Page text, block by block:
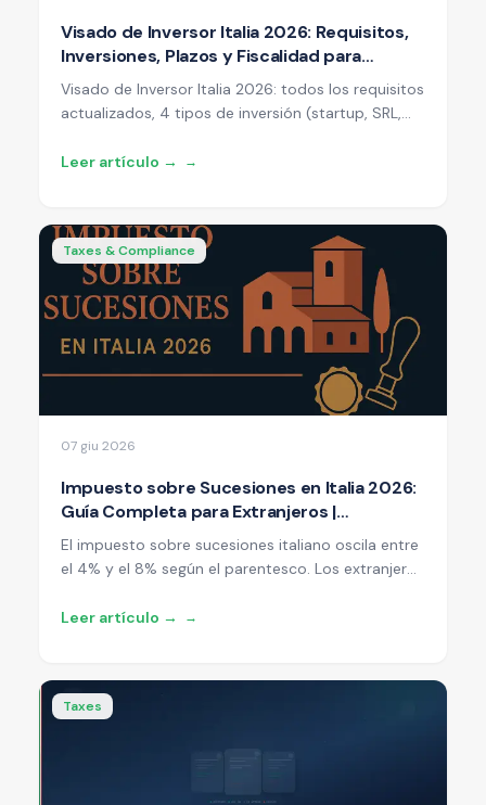
Visado de Inversor Italia 2026: Requisitos,
Inversiones, Plazos y Fiscalidad para
Ciudadanos No UE
Visado de Inversor Italia 2026: todos los requisitos
actualizados, 4 tipos de inversión (startup, SRL,
la opción de impuesto sustitutivo de 200.000 € y
Leer artículo → →
Taxes & Compliance
07 giu 2026
Impuesto sobre Sucesiones en Italia 2026:
Guía Completa para Extranjeros |
YourBusinessInItaly
El impuesto sobre sucesiones italiano oscila entre
el 4% y el 8% según el parentesco. Los extranjeros
declaración de sucesión, las exenciones y los
Leer artículo → →
Taxes